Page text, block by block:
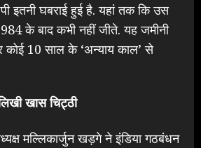
इतनी घबराई हुई है. यहां तक ​​कि उस
के बाद कभी नहीं जीते. यह जमीनी
कोई 10 साल के ‘अन्याय काल’ से
खास चिट्ठी
मल्लिकार्जुन खड़गे ने इंडिया गठबंधन